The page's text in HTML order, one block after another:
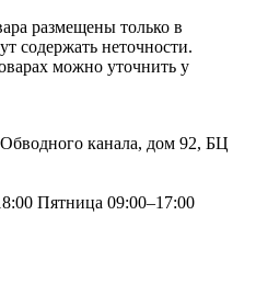
размещены только в
содержать неточности.
можно уточнить у
канала, дом 92, БЦ
Пятница 09:00–17:00